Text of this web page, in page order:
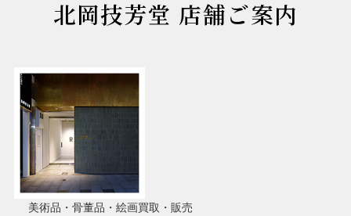
北岡技芳堂 店舗ご案内
美術品・骨董品・絵画買取・販売